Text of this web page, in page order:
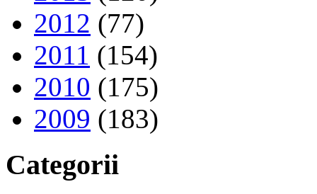
2012 (77)
2011 (154)
2010 (175)
2009 (183)
Categorii